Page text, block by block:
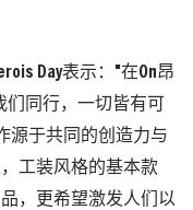
Day表示："在On昂
同行，一切皆有可
源于共同的创造力与
工装风格的基本款
，更希望激发人们以